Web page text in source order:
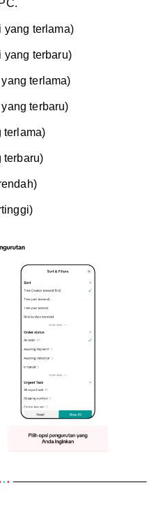
yang terlama)
yang terbaru)
terlama)
terbaru)
terlama)
terbaru)